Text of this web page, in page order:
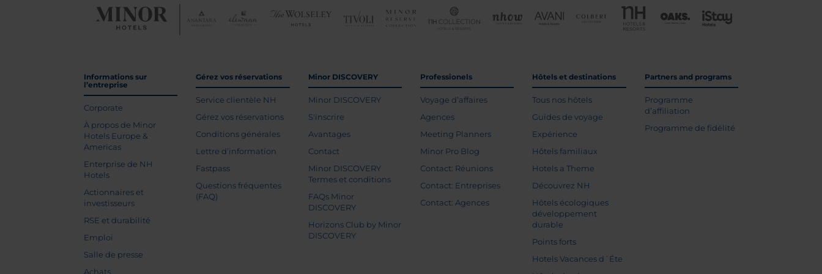
Informations sur
l’entreprise
Corporate
À propos de Minor
Hotels Europe &
Americas
Enterprise de NH
Hotels
Actionnaires et
investisseurs
RSE et durabilité
Emploi
Salle de presse
Achats
Gérez vos réservations
Service clientèle NH
Gérez vos réservations
Conditions générales
Lettre d’information
Fastpass
Questions fréquentes
(FAQ)
Minor DISCOVERY
Minor DISCOVERY
S'inscrire
Avantages
Contact
Minor DISCOVERY
Termes et conditions
FAQs Minor
DISCOVERY
Horizons Club by Minor
DISCOVERY
Professionels
Voyage d’affaires
Agences
Meeting Planners
Minor Pro Blog
Contact: Réunions
Contact: Entreprises
Contact: Agences
Hôtels et destinations
Tous nos hôtels
Guides de voyage
Expérience
Hôtels familiaux
Hotels a Theme
Découvrez NH
Hôtels écologiques
développement
durable
Points forts
Hotels Vacances d´Éte
Partners and programs
Programme
d’affiliation
Programme de fidélité